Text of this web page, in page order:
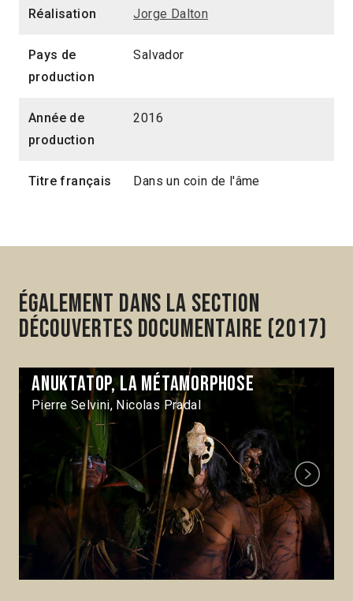
Réalisation Jorge Dalton
Pays de
production
Salvador
Année de
production
2016
Titre français Dans un coin de l'âme
Également dans la section
Découvertes Documentaire (2017)
Anuktatop, la métamorphose
Pierre Selvini, Nicolas Pradal
Next